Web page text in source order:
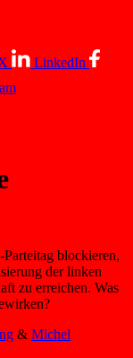
LinkedIn
blockieren,
der linken
zu erreichen. Was
& Michel